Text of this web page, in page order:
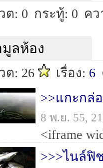
ต: 0 กระทู้: 0 ค
ลห้อง
ต: 26 เรื่อง: 6
8 พ.ย. 55,
>>>ไนล์ฟิ